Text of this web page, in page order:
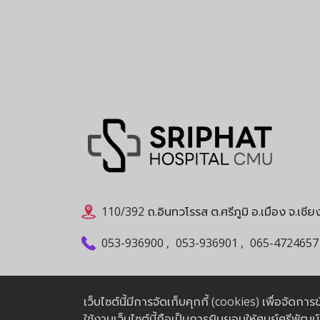
110/392 ถ.อินทวโรรส ต.ศรีภูมิ อ.เมือง จ.เชีย
053-936900 , 053-936901 , 065-4724657
เว็บไซต์นี้มีการจัดเก็บคุกกี้ (cookies) เพื่อจัดกา